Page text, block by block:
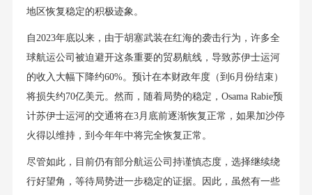
地区恢复稳定的积极迹象。
自2023年底以来，由于胡塞武装在红海的袭击行为，许多全
球航运公司被迫避开这条重要的贸易航线，导致苏伊士运河
的收入大幅下降约60%。预计在本财政年度（到6月份结束）
将损失约70亿美元。然而，随着局势的稳定，Osama Rabie预
计苏伊士运河的交通将在3月底前逐渐恢复正常，如果加沙停
火得以维持，到今年年中将完全恢复正常。
尽管如此，目前仍有部分航运公司持谨慎态度，选择继续绕
行好望角，等待局势进一步稳定的证据。因此，虽然有一些